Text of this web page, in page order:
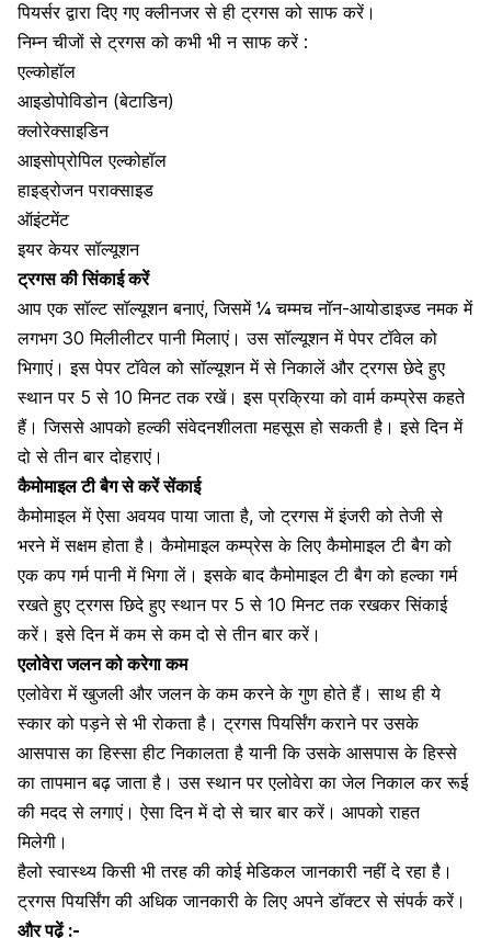
पियर्सर द्वारा दिए गए क्लीनजर से ही ट्रगस को साफ करें।
निम्न चीजों से ट्रगस को कभी भी न साफ करें :
एल्कोहॉल
आइडोपोविडोन (बेटाडिन)
क्लोरेक्साइडिन
आइसोप्रोपिल एल्कोहॉल
हाइड्रोजन पराक्साइड
ऑइंटमेंट
इयर केयर सॉल्यूशन
ट्रगस की सिंकाई करें
आप एकसॉल्ट सॉल्यूशनबनाएं, जिसमें ¼ चम्मच नॉन-आयोडाइज्ड नमक में
लगभग 30 मिलीलीटर पानी मिलाएं। उस सॉल्यूशन में पेपर टॉवेल को
भिगाएं। इस पेपर टॉवेल को सॉल्यूशन में से निकालें और ट्रगस छेदे हुए
स्थान पर 5 से 10 मिनट तक रखें। इस प्रक्रिया को वार्म कम्प्रेस कहते
हैं। जिससे आपको हल्की संवेदनशीलता महसूस हो सकती है। इसे दिन में
दो से तीन बार दोहराएं।
कैमोमाइल टी बैग से करें सेंकाई
कैमोमाइल में ऐसा अवयव पाया जाता है, जो ट्रगस में इंजरी को तेजी से
भरने में सक्षम होता है। कैमोमाइल कम्प्रेस के लिएकैमोमाइल टी बैगको
एक कप गर्म पानी में भिगा लें। इसके बादकैमोमाइल टी बैगको हल्का गर्म
रखते हुए ट्रगस छिदे हुए स्थान पर 5 से 10 मिनट तक रखकर सिंकाई
करें। इसे दिन में कम से कम दो से तीन बार करें।
एलोवेरा जलन को करेगा कम
एलोवेरा में खुजली और जलन के कम करने के गुण होते हैं। साथ ही ये
स्कार को पड़ने से भी रोकता है। ट्रगस पियर्सिंग कराने पर उसके
आसपास का हिस्सा हीट निकालता है यानी कि उसके आसपास के हिस्से
का तापमान बढ़ जाता है। उस स्थान परएलोवेरा का जेल निकाल कर रूई
की मदद से लगाएं। ऐसा दिन में दो से चार बार करें। आपको राहत
मिलेगी।
हैलो स्वास्थ्य किसी भी तरह की कोई मेडिकल जानकारी नहीं दे रहा है।
ट्रगस पियर्सिंग की अधिक जानकारी के लिए अपने डॉक्टर से संपर्क करें।
और पढ़ें :-